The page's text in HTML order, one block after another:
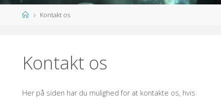
HomeKontakt os
Kontakt os
Her på siden har du mulighed for at kontakte os, hvis